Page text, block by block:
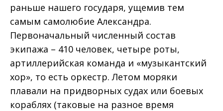
раньше нашего государя, ущемив тем
самым самолюбие Александра.
Первоначальный численный состав
экипажа – 410 человек, четыре роты,
артиллерийская команда и «музыкантский
хор», то есть оркестр. Летом моряки
плавали на придворных судах или боевых
кораблях (таковые на разное время